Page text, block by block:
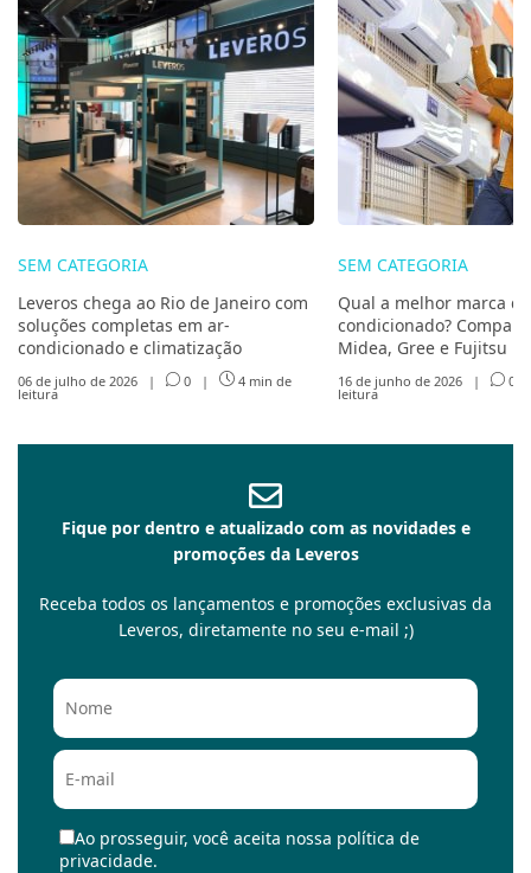
SEM CATEGORIA
Leveros chega ao Rio de Janeiro com
soluções completas em ar-
condicionado e climatização
06 de julho de 2026 | 0 | 4 min de
leitura
SEM CATEGORIA
Qual a melhor marca
condicionado?
Midea, Gree e Fujitsu
16 de junho de 2026 | 0
leitura
Fique por dentro e atualizado com as novidades e
promoções da Leveros
Receba todos os lançamentos e promoções exclusivas da
Leveros, diretamente no seu e-mail ;)
Ao prosseguir, você aceita nossa política de
privacidade.